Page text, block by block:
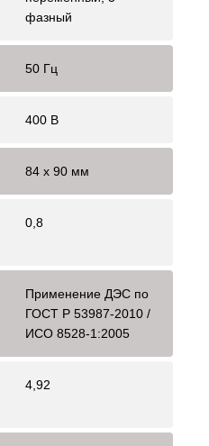
фазный
50 Гц
400 В
84 x 90 мм
0,8
Применение ДЭС по
ГОСТ Р 53987-2010 /
ИСО 8528-1:2005
4,92